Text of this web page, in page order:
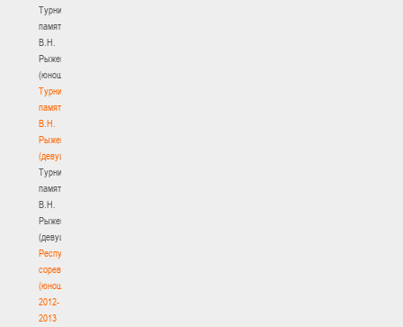
Турнир
памяти
В.Н.
Рыженкова
(юноши)
Турнир
памяти
В.Н.
Рыженкова
(девушки)
Турнир
памяти
В.Н.
Рыженкова
(девушки)
Республиканские
соревнования
(юноши)
2012-
2013